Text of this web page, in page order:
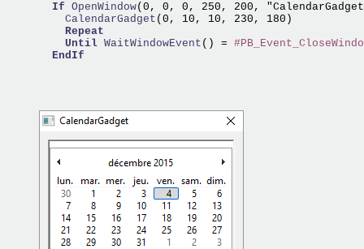
If OpenWindow(0, 0, 0, 250, 200,
    CalendarGadget
(0, 10, 10, 230, 180)
Repeat
Until WaitWindowEvent () =
EndIf